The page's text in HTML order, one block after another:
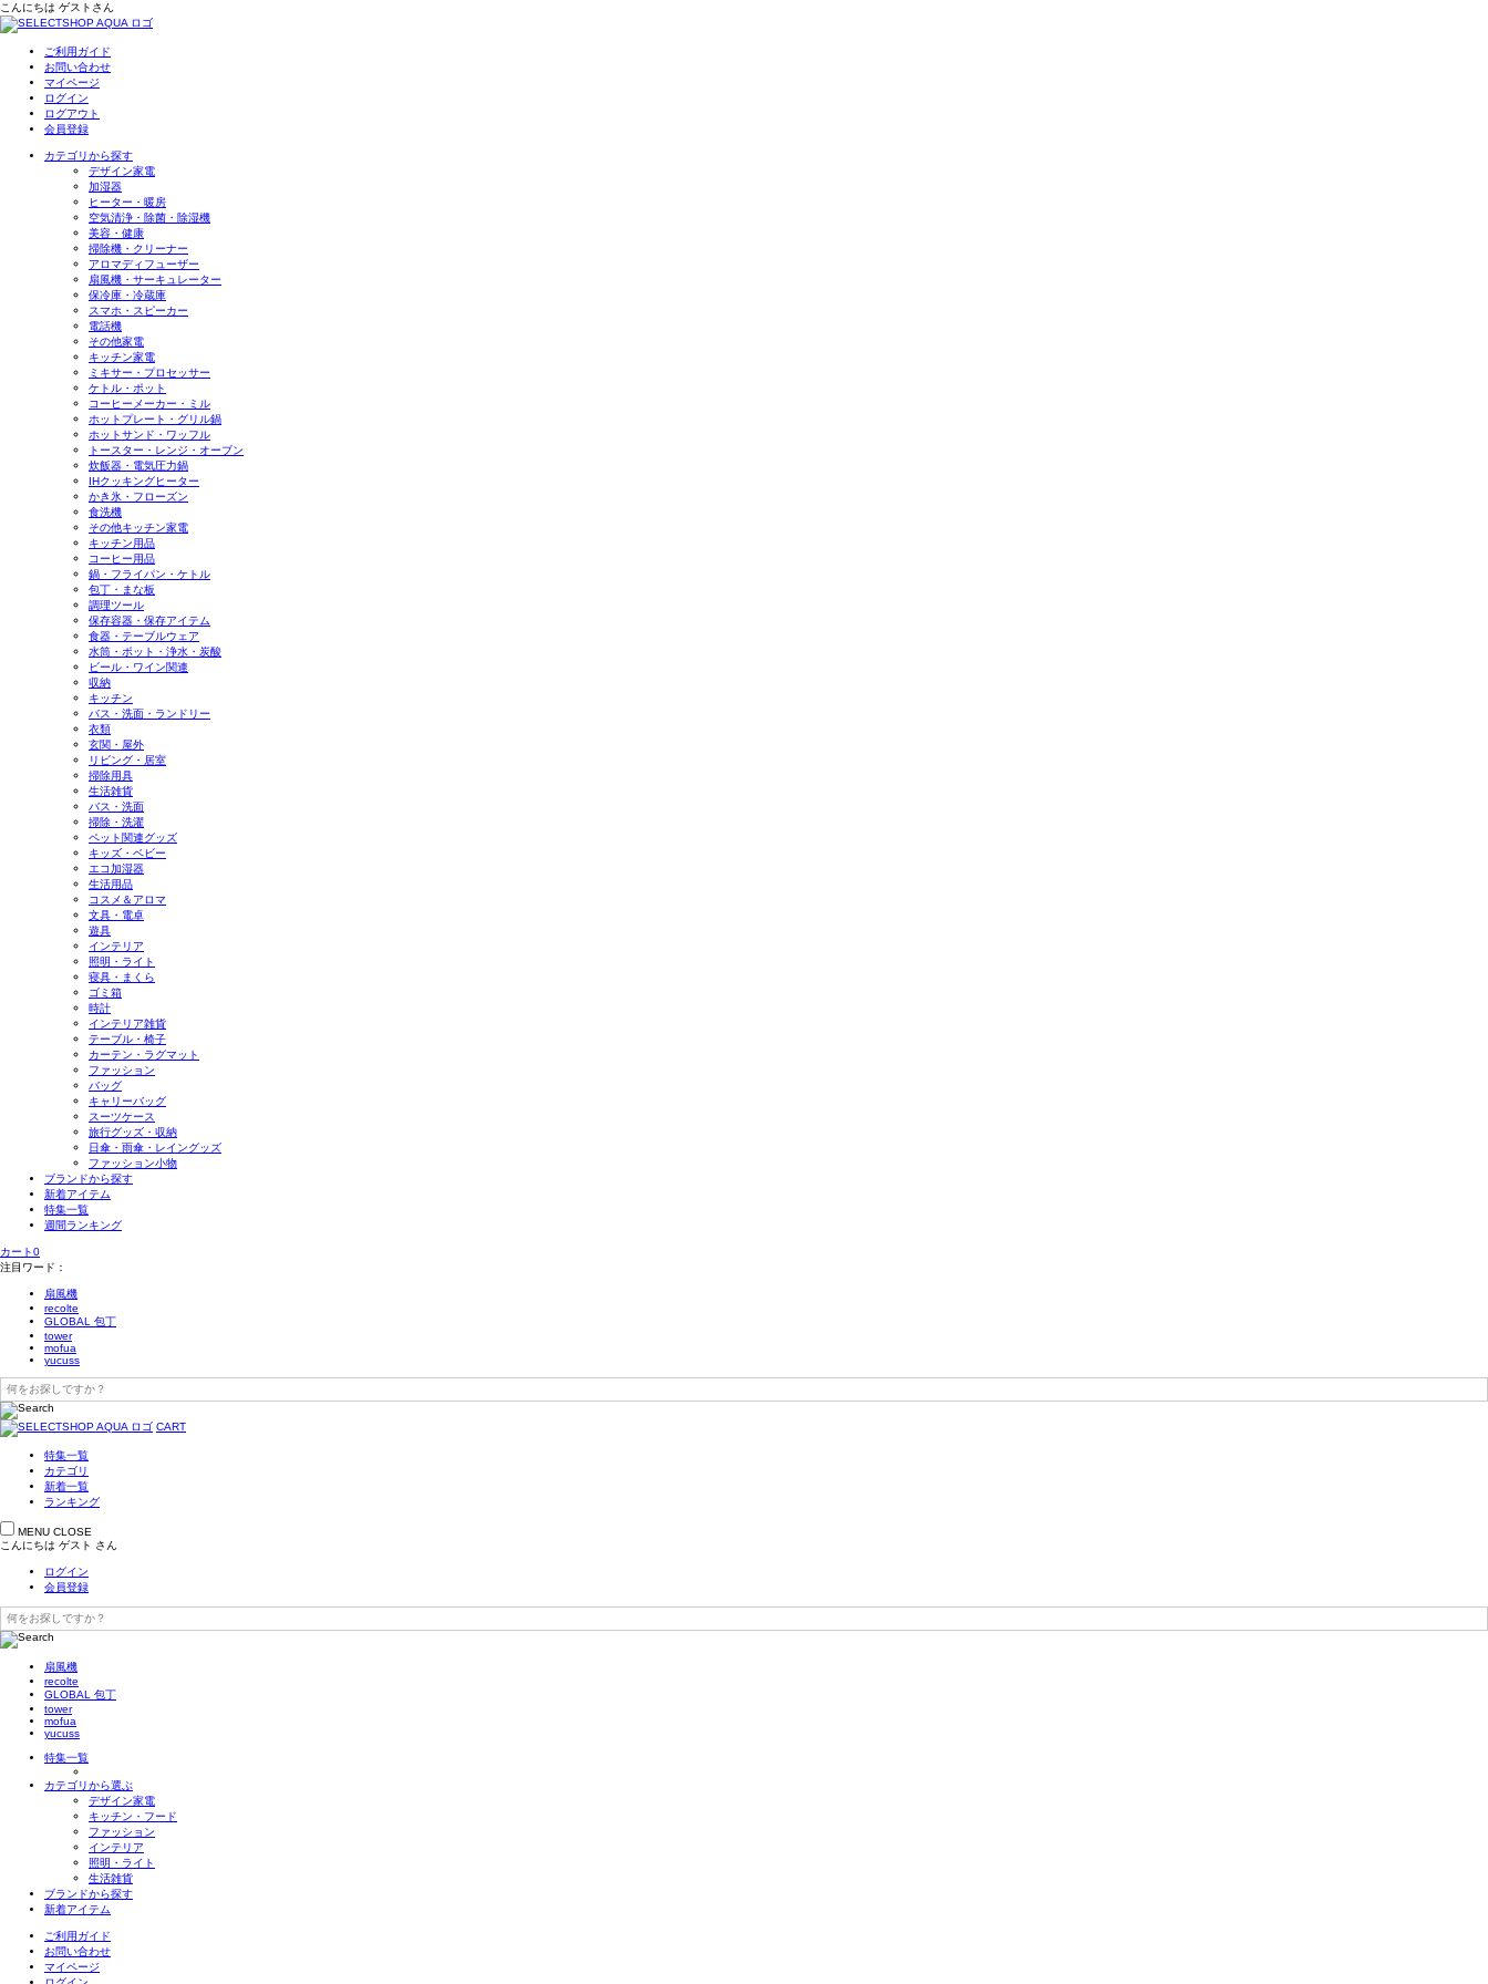
こんにちは ゲスト さん
ご利用ガイド
お問い合わせ
マイページ
ログイン
ログアウト
会員登録
カテゴリから探す
デザイン家電
加湿器
ヒーター・暖房
空気清浄・除菌・除湿機
美容・健康
掃除機・クリーナー
アロマディフューザー
扇風機・サーキュレーター
保冷庫・冷蔵庫
スマホ・スピーカー
電話機
その他家電
キッチン家電
ミキサー・プロセッサー
ケトル・ポット
コーヒーメーカー・ミル
ホットプレート・グリル鍋
ホットサンド・ワッフル
トースター・レンジ・オーブン
炊飯器・電気圧力鍋
IHクッキングヒーター
かき氷・フローズン
食洗機
その他キッチン家電
キッチン用品
コーヒー用品
鍋・フライパン・ケトル
包丁・まな板
調理ツール
保存容器・保存アイテム
食器・テーブルウェア
水筒・ポット・浄水・炭酸
ビール・ワイン関連
収納
キッチン
バス・洗面・ランドリー
衣類
玄関・屋外
リビング・居室
掃除用具
生活雑貨
バス・洗面
掃除・洗濯
ペット関連グッズ
キッズ・ベビー
エコ加湿器
生活用品
コスメ＆アロマ
文具・電卓
遊具
インテリア
照明・ライト
寝具・まくら
ゴミ箱
時計
インテリア雑貨
テーブル・椅子
カーテン・ラグマット
ファッション
バッグ
キャリーバッグ
スーツケース
旅行グッズ・収納
日傘・雨傘・レイングッズ
ファッション小物
ブランドから探す
新着アイテム
特集一覧
週間ランキング
カート0
注目ワード：
扇風機
recolte
GLOBAL 包丁
tower
mofua
yucuss
CART
特集一覧
カテゴリ
新着一覧
ランキング
MENU CLOSE
こんにちは ゲスト さん
ログイン
会員登録
扇風機
recolte
GLOBAL 包丁
tower
mofua
yucuss
特集一覧
カテゴリから選ぶ
デザイン家電
キッチン・フード
ファッション
インテリア
照明・ライト
生活雑貨
ブランドから探す
新着アイテム
ご利用ガイド
お問い合わせ
マイページ